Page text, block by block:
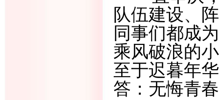
队伍建设、
同事们都成
乘风破浪的
至于迟暮年
答：无悔青